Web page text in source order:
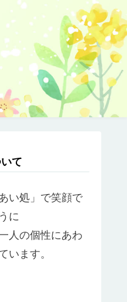
て
い処」で笑顔で
に
人の個性にあわ
います。